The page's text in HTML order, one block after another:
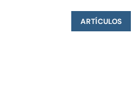
ARTÍCULOS